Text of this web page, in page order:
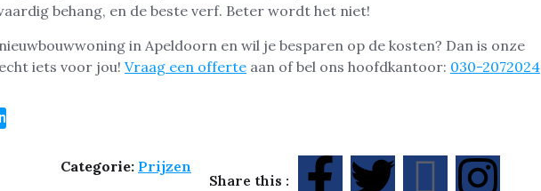
behang, en de beste verf. Beter wordt het niet!
in Apeldoorn en wil je besparen op de kosten? Dan is onze
iets voor jou! Vraag een offerte aan of bel ons hoofdkantoor: 030-2072024
Categorie: Prijzen
Share this :